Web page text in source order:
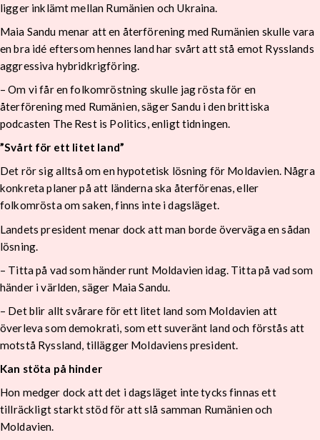
ligger inklämt mellan Rumänien och Ukraina.
Maia Sandu menar att en återförening med Rumänien skulle vara
en bra idé eftersom hennes land har svårt att stå emot Rysslands
aggressiva hybridkrigföring.
– Om vi får en folkomröstning skulle jag rösta för en
återförening med Rumänien, säger Sandu i den brittiska
podcasten The Rest is Politics, enligt tidningen.
”Svårt för ett litet land”
Det rör sig alltså om en hypotetisk lösning för Moldavien. Några
konkreta planer på att länderna ska återförenas, eller
folkomrösta om saken, finns inte i dagsläget.
Landets president menar dock att man borde överväga en sådan
lösning.
– Titta på vad som händer runt Moldavien idag. Titta på vad som
händer i världen, säger Maia Sandu.
– Det blir allt svårare för ett litet land som Moldavien att
överleva som demokrati, som ett suveränt land och förstås att
motstå Ryssland, tillägger Moldaviens president.
Kan stöta på hinder
Hon medger dock att det i dagsläget inte tycks finnas ett
tillräckligt starkt stöd för att slå samman Rumänien och
Moldavien.